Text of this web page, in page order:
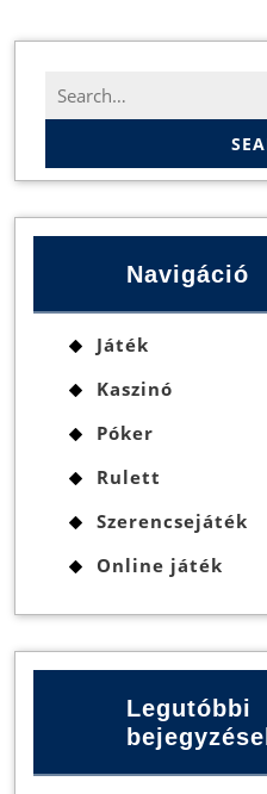
Search
for:
Navigáció
Játék
Kaszinó
Póker
Rulett
Szerencsejáték
Online játék
Legutóbbi